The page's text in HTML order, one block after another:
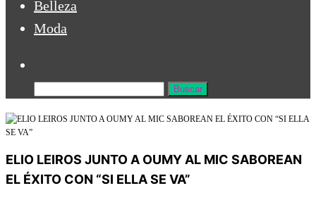
Belleza
Moda
ELIO LEIROS JUNTO A OUMY AL MIC SABOREAN
EL ÉXITO CON “SI ELLA SE VA”